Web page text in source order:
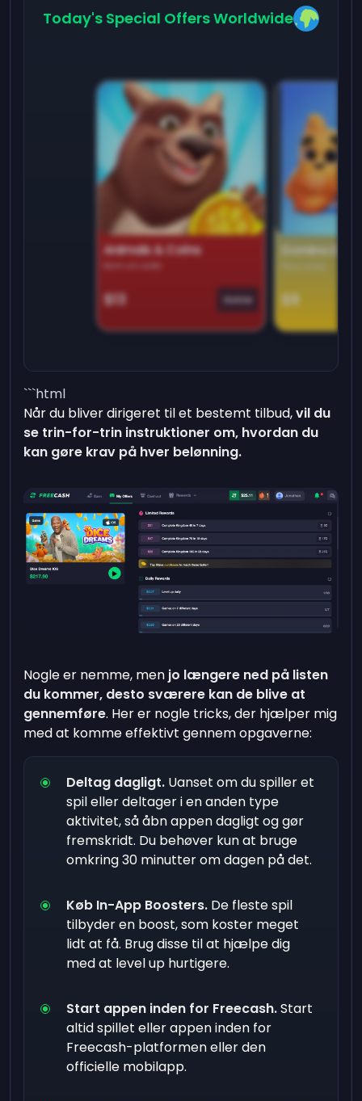
Today's Special Offers Worldwide
Animals & Coins
Earn on side
$13 Game
Domino
$9
```html
Når du bliver dirigeret til et bestemt tilbud,vil du
se trin-for-trin instruktioner om, hvordan du
kan gøre krav på hver belønning.
Nogle er nemme, men jo længere ned på listen
du kommer, desto sværere kan de blive at
gennemføre. Her er nogle tricks, der hjælper mig
med at komme effektivt gennem opgaverne:
Deltag dagligt. Uanset om du spiller et
spil eller deltager i en anden type
aktivitet, så åbn appen dagligt og gør
fremskridt. Du behøver kun at bruge
omkring 30 minutter om dagen på det.
Køb In-App Boosters. De fleste spil
tilbyder en boost, som koster meget
lidt at få. Brug disse til at hjælpe dig
med at level up hurtigere.
Start appen inden for Freecash.Start
altid spillet eller appen inden for
Freecash-platformen eller den
officielle mobilapp.